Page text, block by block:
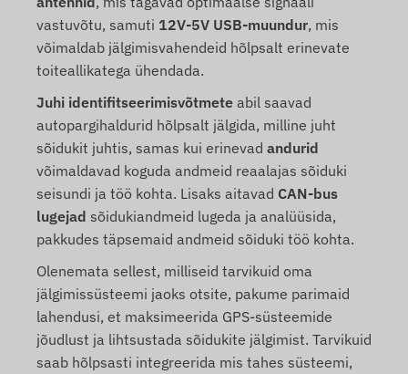
vastuvõtu, samuti 12V-5V USB-muundur, mis
võimaldab jälgimisvahendeid hõlpsalt erinevate
toiteallikatega ühendada.
Juhi identifitseerimisvõtmete abil saavad
autopargihaldurid hõlpsalt jälgida, milline juht
sõidukit juhtis, samas kui erinevad andurid
võimaldavad koguda andmeid reaalajas sõiduki
seisundi ja töö kohta. Lisaks aitavad CAN-bus
lugejad sõidukiandmeid lugeda ja analüüsida,
pakkudes täpsemaid andmeid sõiduki töö kohta.
Olenemata sellest, milliseid tarvikuid oma
jälgimissüsteemi jaoks otsite, pakume parimaid
lahendusi, et maksimeerida GPS-süsteemide
jõudlust ja lihtsustada sõidukite jälgimist. Tarvikuid
saab hõlpsasti integreerida mis tahes süsteemi,